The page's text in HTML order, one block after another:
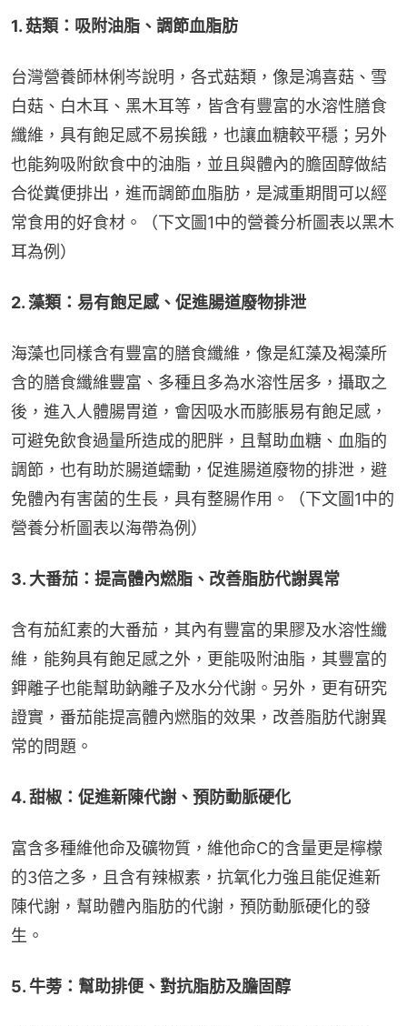
1. 菇類：吸附油脂、調節血脂肪
台灣營養師林俐岑說明，各式菇類，像是鴻喜菇、雪
白菇、白木耳、黑木耳等，皆含有豐富的水溶性膳食
纖維，具有飽足感不易挨餓，也讓血糖較平穩；另外
也能夠吸附飲食中的油脂，並且與體內的膽固醇做結
合從糞便排出，進而調節血脂肪，是減重期間可以經
常食用的好食材。（下文圖1中的營養分析圖表以黑木
耳為例）
2. 藻類：易有飽足感、促進腸道廢物排泄
海藻也同樣含有豐富的膳食纖維，像是紅藻及褐藻所
含的膳食纖維豐富、多種且多為水溶性居多，攝取之
後，進入人體腸胃道，會因吸水而膨脹易有飽足感，
可避免飲食過量所造成的肥胖，且幫助血糖、血脂的
調節，也有助於腸道蠕動，促進腸道廢物的排泄，避
免體內有害菌的生長，具有整腸作用。（下文圖1中的
營養分析圖表以海帶為例）
3. 大番茄：提高體內燃脂、改善脂肪代謝異常
含有茄紅素的大番茄，其內有豐富的果膠及水溶性纖
維，能夠具有飽足感之外，更能吸附油脂，其豐富的
鉀離子也能幫助鈉離子及水分代謝。另外，更有研究
證實，番茄能提高體內燃脂的效果，改善脂肪代謝異
常的問題。
4. 甜椒：促進新陳代謝、預防動脈硬化
富含多種維他命及礦物質，維他命C的含量更是檸檬
的3倍之多，且含有辣椒素，抗氧化力強且能促進新
陳代謝，幫助體內脂肪的代謝，預防動脈硬化的發
生。
5. 牛蒡：幫助排便、對抗脂肪及膽固醇